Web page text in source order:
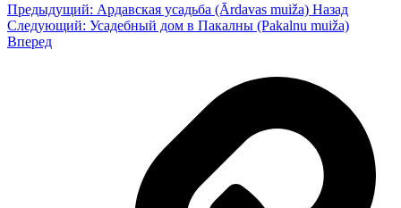
Предыдущий: Ардавская усадьба (Ārdavas muiža) Назад
Следующий: Усадебный дом в Пакалны (Pakalnu muiža)
Вперед